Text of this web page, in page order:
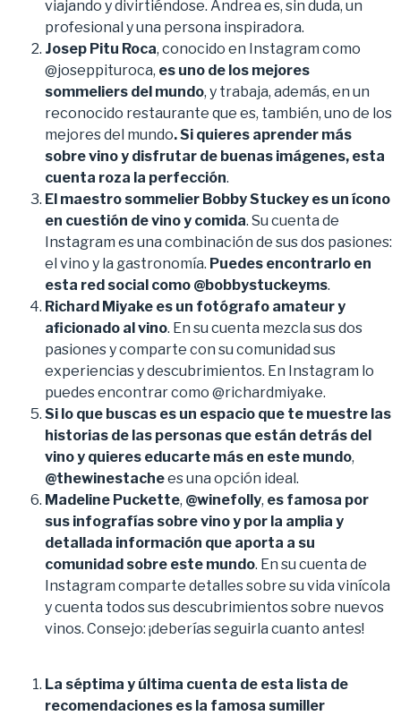
viajando y divirtiéndose. Andrea es, sin duda, un
profesional y una persona inspiradora.
Josep Pitu Roca, conocido en Instagram como
@joseppituroca, es uno de los mejores
sommeliers del mundo, y trabaja, además, en un
reconocido restaurante que es, también, uno de los
mejores del mundo. Si quieres aprender más
sobre vino y disfrutar de buenas imágenes, esta
cuenta roza la perfección.
El maestro sommelier Bobby Stuckey es un ícono
en cuestión de vino y comida. Su cuenta de
Instagram es una combinación de sus dos pasiones:
el vino y la gastronomía. Puedes encontrarlo en
esta red social como @bobbystuckeyms.
Richard Miyake es un fotógrafo amateur y
aficionado al vino. En su cuenta mezcla sus dos
pasiones y comparte con su comunidad sus
experiencias y descubrimientos. En Instagram lo
puedes encontrar como @richardmiyake.
Si lo que buscas es un espacio que te muestre las
historias de las personas que están detrás del
vino y quieres educarte más en este mundo,
@thewinestachees una opción ideal.
Madeline Puckette, @winefolly, es famosa por
sus infografías sobre vino y por la amplia y
detallada información que aporta a su
comunidad sobre este mundo. En su cuenta de
Instagram comparte detalles sobre su vida vinícola
y cuenta todos sus descubrimientos sobre nuevos
vinos. Consejo: ¡deberías seguirla cuanto antes!
La séptima y última cuenta de esta lista de
recomendaciones es la famosa sumiller